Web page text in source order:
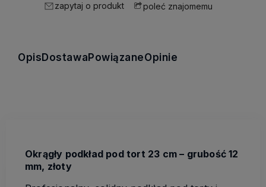
zapytaj o produkt poleć znajomemu
Opis Dostawa PowiązaneOpinie
Okrągły podkład pod tort 23 cm – grubość 12
mm, złoty